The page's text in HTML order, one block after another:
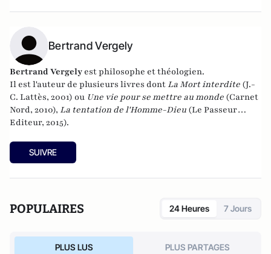
Bertrand Vergely
Bertrand Vergely est philosophe et théologien.
Il est l'auteur de plusieurs livres dont La Mort interdite (J.-
C. Lattès, 2001) ou Une vie pour se mettre au monde (Carnet
Nord, 2010), La tentation de l'Homme-Dieu (Le Passeur
Editeur, 2015).
SUIVRE
POPULAIRES 24 Heures 7 Jours
PLUS LUS PLUS PARTAGES